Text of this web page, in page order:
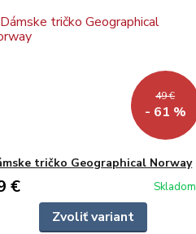
49 €
- 61 %
tričko Geographical Norway
€ Skladom
Zvoliť variant